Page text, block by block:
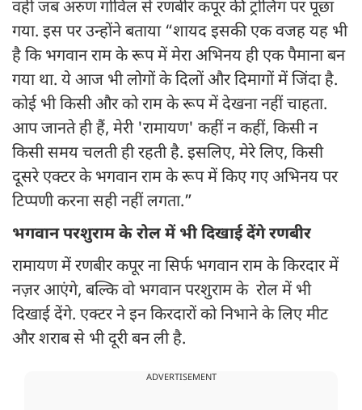
वहीं जब अरुण गोविल से रणबीर कपूर की ट्रोलिंग पर पूछा
गया. इस पर उन्होंने बताया “शायद इसकी एक वजह यह भी
है कि भगवान राम के रूप में मेरा अभिनय ही एक पैमाना बन
गया था. ये आज भी लोगों के दिलों और दिमागों में जिंदा है.
कोई भी किसी और को राम के रूप में देखना नहीं चाहता.
आप जानते ही हैं, मेरी 'रामायण' कहीं न कहीं, किसी न
किसी समय चलती ही रहती है. इसलिए, मेरे लिए, किसी
दूसरे एक्टर के भगवान राम के रूप में किए गए अभिनय पर
टिप्पणी करना सही नहीं लगता.”
भगवान परशुराम के रोल में भी दिखाई देंगे रणबीर
रामायण में रणबीर कपूर ना सिर्फ भगवान राम के किरदार में
नज़र आएंगे, बल्कि वो भगवान परशुराम के रोल में भी
दिखाई देंगे. एक्टर ने इन किरदारों को निभाने के लिए मीट
और शराब से भी दूरी बन ली है.
ADVERTISEMENT